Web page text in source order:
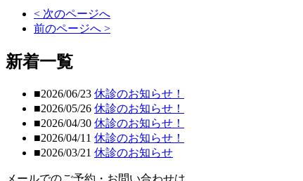
< 次のページへ
前のページへ >
新着一覧
■2026/06/23 休診のお知らせ！
■2026/05/26 休診のお知らせ！
■2026/04/30 休診のお知らせ！
■2026/04/11 休診のお知らせ！
■2026/03/21 休診のお知らせ
メールでのご予約・お問い合わせは